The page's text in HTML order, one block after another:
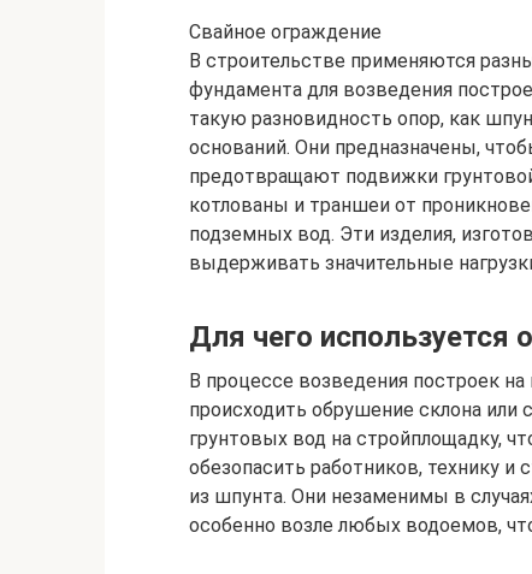
Свайное ограждение
В строительстве применяются
фундамента для возведения
такую разновидность опор, как
оснований. Они предназначены,
предотвращают подвижки
котлованы и траншеи от
подземных вод. Эти изделия,
выдерживать значительные
Для чего используется
В процессе возведения построек
происходить обрушение склона или
грунтовых вод на стройплощадку,
обезопасить работников, технику
из шпунта. Они незаменимы в
особенно возле любых водоемов,